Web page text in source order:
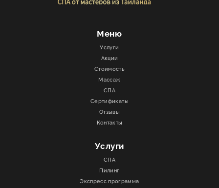
Меню
Услуги
Акции
Стоимость
Массаж
СПА
Сертификаты
Отзывы
Контакты
Услуги
СПА
Пилинг
Экспресс программа